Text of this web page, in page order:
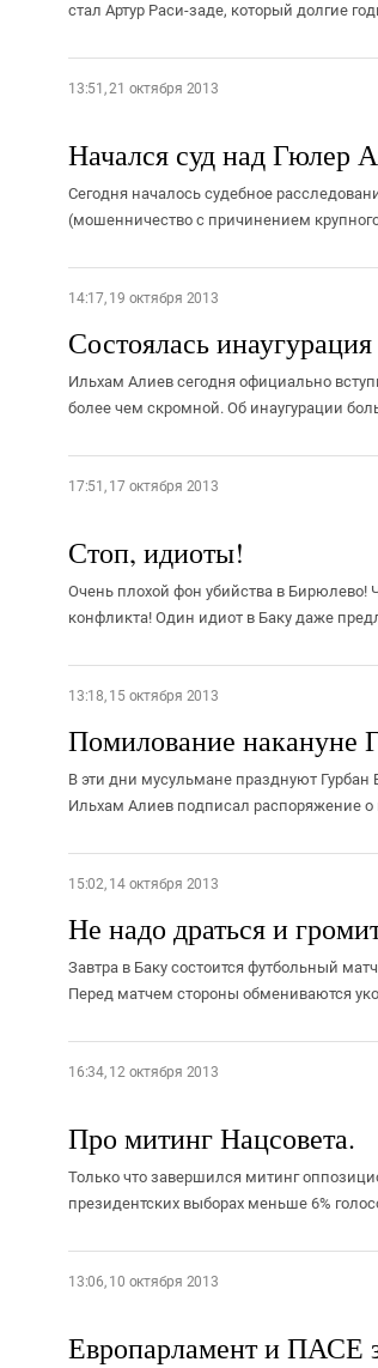
стал Артур Раси-заде, который долгие
13:51, 21 октября 2013
Начался суд над Гюлер
Сегодня началось судебное
(мошенничество с причинением
14:17, 19 октября 2013
Состоялась
Ильхам Алиев сегодня официально
более чем скромной. Об инаугурации
17:51, 17 октября 2013
Стоп, идиоты!
Очень плохой фон убийства в Бирюлево!
конфликта! Один идиот в Баку даже
13:18, 15 октября 2013
Помилование накануне
В эти дни мусульмане празднуют
Ильхам Алиев подписал распоряжение
15:02, 14 октября 2013
Не надо драться и
Завтра в Баку состоится футбольный
Перед матчем стороны обмениваются
16:34, 12 октября 2013
Про митинг Нацсовета.
Только что завершился митинг
президентских выборах меньше 6%
13:06, 10 октября 2013
Европарламент и ПАСЕ